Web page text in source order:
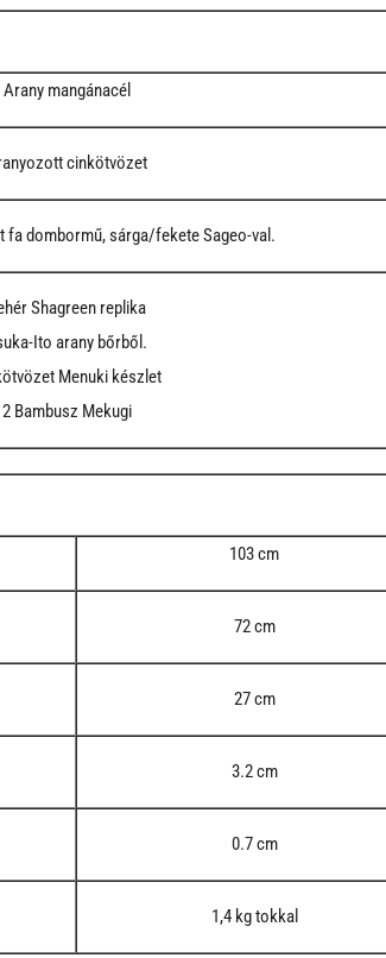
Arany mangánacél
cinkötvözet
dombormű, sárga/fekete Sageo-val.
Shagreen replika
Ito arany bőrből.
Menuki készlet
2 Bambusz Mekugi
103 cm
72 cm
27 cm
3.2 cm
0.7 cm
1,4 kg tokkal